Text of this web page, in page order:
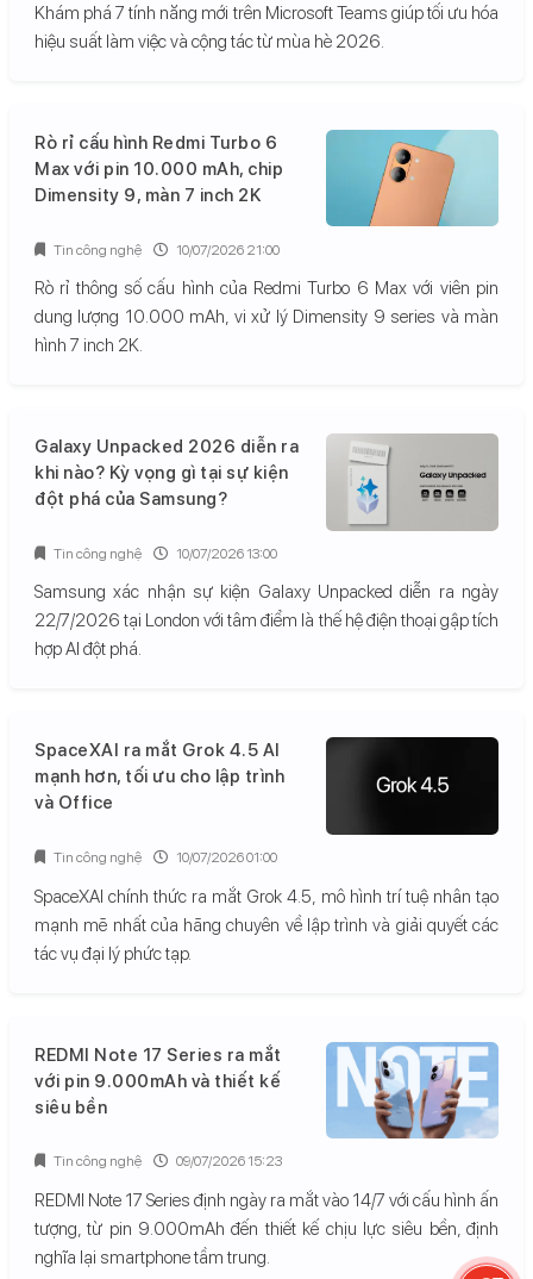
Khám phá 7 tính năng mới trên Microsoft Teams giúp tối ưu hóa
hiệu suất làm việc và cộng tác từ mùa hè 2026.
Rò rỉ cấu hình Redmi Turbo 6
Max với pin 10.000 mAh, chip
Dimensity 9, màn 7 inch 2K
Rò rỉ thông số cấu hình của Redmi Turbo 6 Max với viên pin
dung lượng 10.000 mAh, vi xử lý Dimensity 9 series và màn
hình 7 inch 2K.
Tin công nghệ 10/07/2026 21:00
Galaxy Unpacked 2026 diễn ra
khi nào? Kỳ vọng gì tại sự kiện
đột phá của Samsung?
Samsung xác nhận sự kiện Galaxy Unpacked diễn ra ngày
22/7/2026 tại London với tâm điểm là thế hệ điện thoại gập tích
hợp AI đột phá.
Tin công nghệ 10/07/2026 13:00
SpaceXAI ra mắt Grok 4.5 AI
mạnh hơn, tối ưu cho lập trình
và Office
SpaceXAI chính thức ra mắt Grok 4.5, mô hình trí tuệ nhân tạo
mạnh mẽ nhất của hãng chuyên về lập trình và giải quyết các
tác vụ đại lý phức tạp.
Tin công nghệ 10/07/2026 01:00
REDMI Note 17 Series ra mắt
với pin 9.000mAh và thiết kế
siêu bền
REDMI Note 17 Series định ngày ra mắt vào 14/7 với cấu hình ấn
tượng, từ pin 9.000mAh đến thiết kế chịu lực siêu bền, định
nghĩa lại smartphone tầm trung.
Tin công nghệ 09/07/2026 15:23